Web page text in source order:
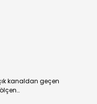
kanaldan geçen